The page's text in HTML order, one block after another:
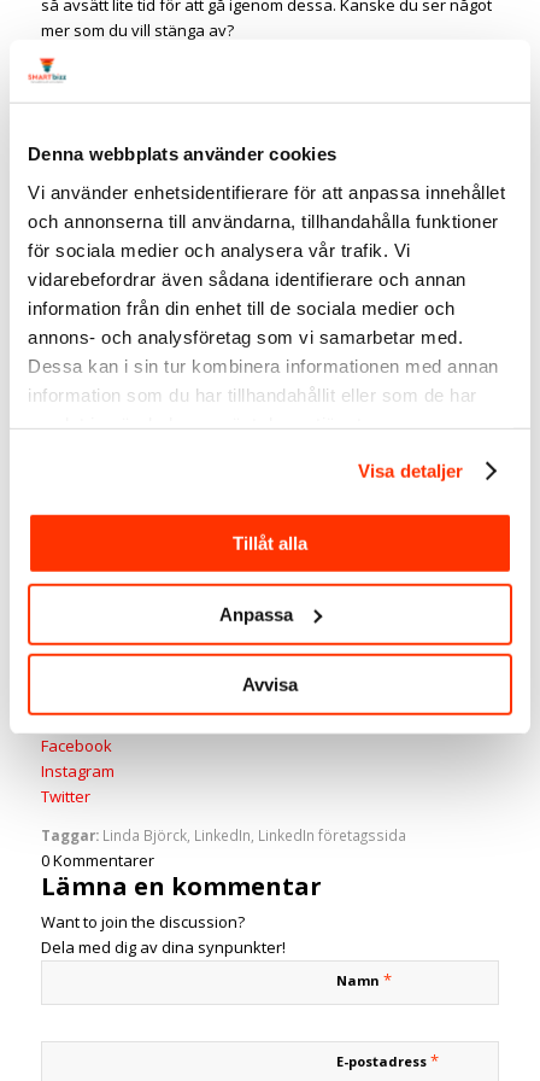
Denna webbplats använder cookies
Vi använder enhetsidentifierare för att anpassa innehållet
och annonserna till användarna, tillhandahålla funktioner
för sociala medier och analysera vår trafik. Vi
vidarebefordrar även sådana identifierare och annan
information från din enhet till de sociala medier och
annons- och analysföretag som vi samarbetar med.
Dessa kan i sin tur kombinera informationen med annan
information som du har tillhandahållit eller som de har
Visa detaljer
Tillåt alla
Anpassa
Avvisa
så avsätt lite tid för att gå igenom dessa. Kanske du ser något
mer som du vill stänga av?
Välkommen att följa mig:
Spotify
Facebook
Instagram
Twitter
Taggar: Linda Björck, LinkedIn, LinkedIn företagssida
0Kommentarer
Lämna en kommentar
Want to join the discussion?
Dela med dig av dina synpunkter!
Namn *
E-postadress *